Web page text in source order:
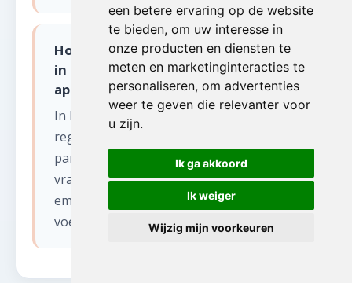
een betere ervaring op de website
te bieden, om uw interesse in
onze producten en diensten te
meten en marketinginteracties te
personaliseren, om advertenties
weer te geven die relevanter voor
u zijn.
Ik ga akkoord
Ik weiger
Wijzig mijn voorkeuren
Hoe gaan jullie om met parkeerdruk
in de stad Antwerpen bij leegmaken
appartement?
In het stadscentrum van Antwerpen
regelen wij indien nodig een tijdelijke
parkeervergunning voor onze
vrachtwagen. Wij kennen de lage-
emissiezone en beschikken over
voertuigen die aan alle normen voldoen.